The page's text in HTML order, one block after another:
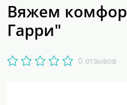
Вяжем
Гарри"
0 отзывов